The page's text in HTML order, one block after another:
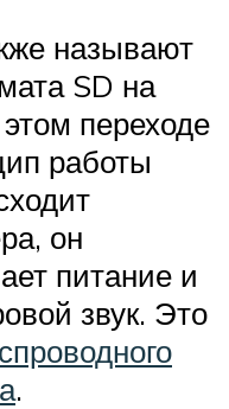
называют
SD на
переходе
работы
он
питание и
звук. Это
.